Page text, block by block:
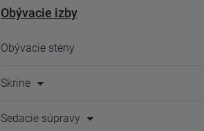
Obývacie izby
Obývacie steny
Skrine
Sedacie súpravy